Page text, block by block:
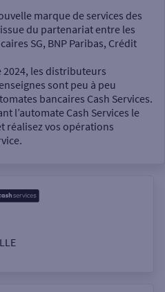
de moi
marque de services des
du partenariat entre les
SG, BNP Paribas, Crédit
les distributeurs
sont peu à peu
bancaires Cash Services.
l’automate Cash Services le
réalisez vos opérations